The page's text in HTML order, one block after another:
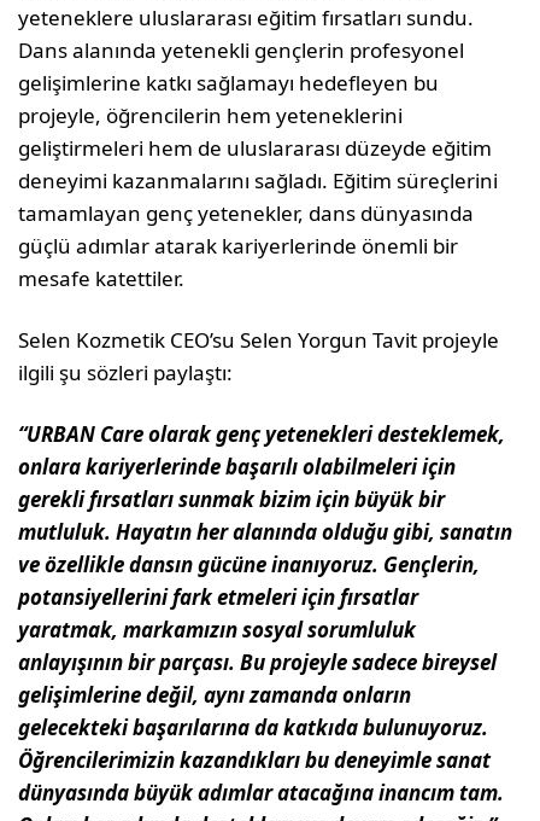
yeteneklere uluslararası eğitim fırsatları sundu.
Dans alanında yetenekli gençlerin profesyonel
gelişimlerine katkı sağlamayı hedefleyen bu
projeyle, öğrencilerin hem yeteneklerini
geliştirmeleri hem de uluslararası düzeyde eğitim
deneyimi kazanmalarını sağladı. Eğitim süreçlerini
tamamlayan genç yetenekler, dans dünyasında
güçlü adımlar atarak kariyerlerinde önemli bir
mesafe katettiler.
Selen Kozmetik CEO’su Selen Yorgun Tavit projeyle
ilgili şu sözleri paylaştı:
“URBAN Care olarak genç yetenekleri desteklemek,
onlara kariyerlerinde başarılı olabilmeleri için
gerekli fırsatları sunmak bizim için büyük bir
mutluluk. Hayatın her alanında olduğu gibi, sanatın
ve özellikle dansın gücüne inanıyoruz. Gençlerin,
potansiyellerini fark etmeleri için fırsatlar
yaratmak, markamızın sosyal sorumluluk
anlayışının bir parçası. Bu projeyle sadece bireysel
gelişimlerine değil, aynı zamanda onların
gelecekteki başarılarına da katkıda bulunuyoruz.
Öğrencilerimizin kazandıkları bu deneyimle sanat
dünyasında büyük adımlar atacağına inancım tam.